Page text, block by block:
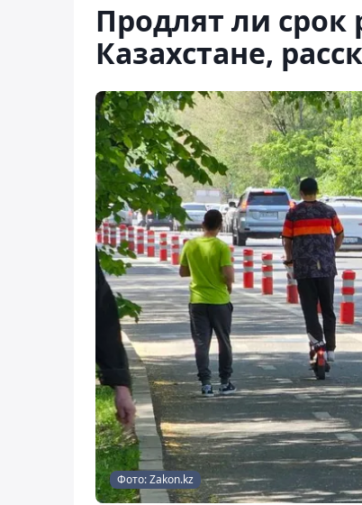
Продлят ли срок
Казахстане,
Фото: Zakon.kz